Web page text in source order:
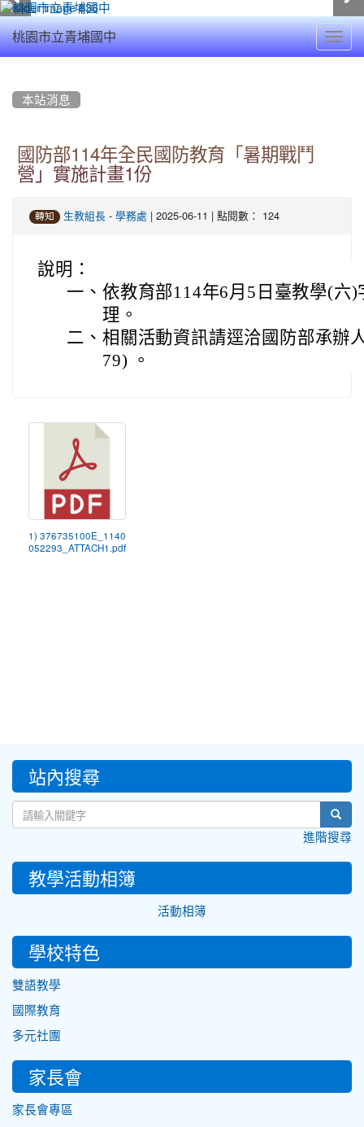
桃園市立青埔國中
本站消息
國防部114年全民國防教育「暑期戰鬥
營」實施計畫1份
轉知 生教組長 - 學務處 | 2025-06-11 | 點閱數： 124
說明：
一、 依教育部114年6月5日臺教學(六
理。
二、 相關活動資訊請逕洽國防部承辦
79) 。
1) 376735100E_1140
052293_ATTACH1.pdf
::: 站內搜尋
進階搜尋
教學活動相簿
活動相簿
學校特色
雙語教學
國際教育
多元社團
家長會
家長會專區